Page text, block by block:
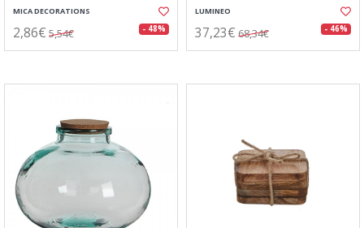
MICA DECORATIONS
2,86€ 5,54€ - 48%
LUMINEO
37,23€ 68,34€ - 46%